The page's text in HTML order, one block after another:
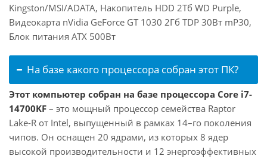
Kingston/MSI/ADATA, Накопитель HDD 2Тб WD Purple,
Видеокарта nVidia GeForce GT 1030 2Гб TDP 30Вт mP30,
Блок питания ATX 500Вт
На базе какого процессора собран этот ПК?
Этот компьютер собран на базе процессора Core i7-
14700KF – это мощный процессор семейства Raptor
Lake-R от Intel, выпущенный в рамках 14–го поколения
чипов. Он оснащен 20 ядрами, из которых 8 ядер
высокой производительности и 12 энергоэффективных